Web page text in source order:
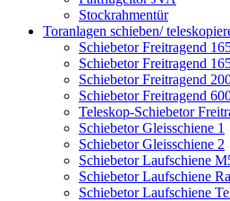
Stockrahmentür
Toranlagen schieben/
Schiebetor Freitragend
Schiebetor Freitragend
Schiebetor Freitragend
Schiebetor Freitragend
Teleskop-Schiebetor
Schiebetor Gleisschiene 1
Schiebetor Gleisschiene 2
Schiebetor Laufschiene
Schiebetor Laufschiene
Schiebetor Laufschiene